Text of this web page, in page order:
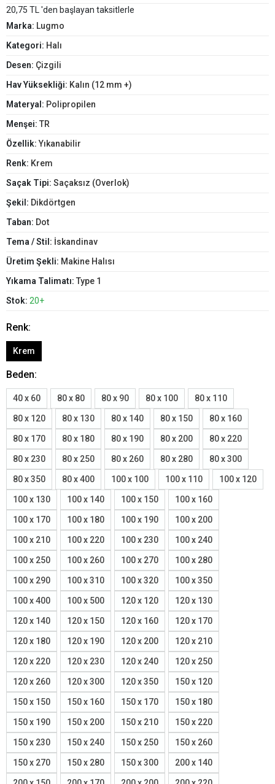
20,75 TL 'den başlayan taksitlerle
Marka: Lugmo
Kategori: Halı
Desen: Çizgili
Hav Yüksekliği: Kalın (12 mm +)
Materyal: Polipropilen
Menşei: TR
Özellik:Yıkanabilir
Renk: Krem
Saçak Tipi: Saçaksız (Overlok)
Şekil: Dikdörtgen
Taban: Dot
Tema / Stil: İskandinav
Üretim Şekli: Makine Halısı
Yıkama Talimatı: Type 1
Stok: 20+
Renk:
Krem
Beden:
40 x 60 80 x 80 80 x 90 80 x 100 80 x 110
80 x 120 80 x 130 80 x 140 80 x 150 80 x 160
80 x 170 80 x 180 80 x 190 80 x 200 80 x 220
80 x 230 80 x 250 80 x 260 80 x 280 80 x 300
80 x 350 80 x 400 100 x 100 100 x 110 100 x 120
100 x 130 100 x 140 100 x 150 100 x 160
100 x 170 100 x 180 100 x 190 100 x 200
100 x 210 100 x 220 100 x 230 100 x 240
100 x 250 100 x 260 100 x 270 100 x 280
100 x 290 100 x 310 100 x 320 100 x 350
100 x 400 100 x 500 120 x 120 120 x 130
120 x 140 120 x 150 120 x 160 120 x 170
120 x 180 120 x 190 120 x 200 120 x 210
120 x 220 120 x 230 120 x 240 120 x 250
120 x 260 120 x 300 120 x 350 150 x 120
150 x 150 150 x 160 150 x 170 150 x 180
150 x 190 150 x 200 150 x 210 150 x 220
150 x 230 150 x 240 150 x 250 150 x 260
150 x 270 150 x 280 150 x 300 200 x 140